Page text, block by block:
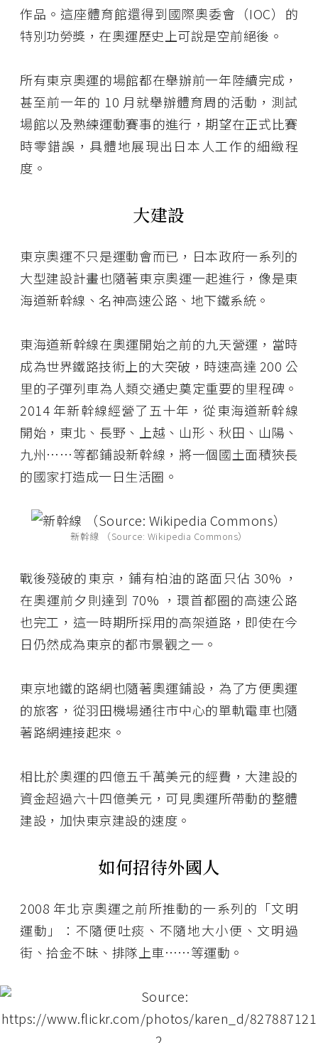
作品。這座體育館還得到國際奧委會（IOC）的
特別功勞獎，在奧運歷史上可說是空前絕後。
所有東京奧運的場館都在舉辦前一年陸續完成，
甚至前一年的 10 月就舉辦體育周的活動，測試
場館以及熟練運動賽事的進行，期望在正式比賽
時零錯誤，具體地展現出日本人工作的細緻程
度。
大建設
東京奧運不只是運動會而已，日本政府一系列的
大型建設計畫也隨著東京奧運一起進行，像是東
海道新幹線、名神高速公路、地下鐵系統。
東海道新幹線在奧運開始之前的九天營運，當時
成為世界鐵路技術上的大突破，時速高達 200 公
里的子彈列車為人類交通史奠定重要的里程碑。
2014 年新幹線經營了五十年，從東海道新幹線
開始，東北、長野、上越、山形、秋田、山陽、
九州……等都鋪設新幹線，將一個國土面積狹長
的國家打造成一日生活圈。
新幹線 （Source: Wikipedia Commons）
戰後殘破的東京，鋪有柏油的路面只佔 30% ，
在奧運前夕則達到 70% ，環首都圈的高速公路
也完工，這一時期所採用的高架道路，即使在今
日仍然成為東京的都市景觀之一。
東京地鐵的路網也隨著奧運鋪設，為了方便奧運
的旅客，從羽田機場通往市中心的單軌電車也隨
著路網連接起來。
相比於奧運的四億五千萬美元的經費，大建設的
資金超過六十四億美元，可見奧運所帶動的整體
建設，加快東京建設的速度。
如何招待外國人
2008 年北京奧運之前所推動的一系列的「文明
運動」：不隨便吐痰、不隨地大小便、文明過
街、拾金不昧、排隊上車……等運動。